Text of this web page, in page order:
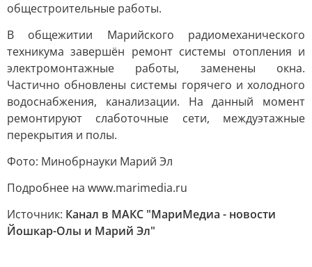
общестроительные работы.
В общежитии Марийского радиомеханического
техникума завершён ремонт системы отопления и
электромонтажные работы, заменены окна.
Частично обновлены системы горячего и холодного
водоснабжения, канализации. На данный момент
ремонтируют слаботочные сети, междуэтажные
перекрытия и полы.
Фото: Минобрнауки Марий Эл
Подробнее на www.marimedia.ru
Источник: Канал в МАКС "МариМедиа - новости
Йошкар-Олы и Марий Эл"